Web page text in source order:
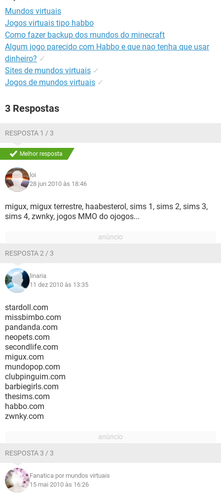
GUIA DE COMPRAS
Mundos virtuais
Jogos virtuais tipo habbo
Como fazer backup dos mundos do minecraft
Algum jogo parecido com Habbo e que nao tenha que usar
dinheiro? ✓
Sites de mundos virtuais ✓
Jogos de mundos virtuais ✓
3 Respostas
RESPOSTA 1 / 3
Melhor resposta
loi
28 jun 2010 às 18:46
migux, migux terrestre, haabesterol, sims 1, sims 2, sims 3,
sims 4, zwnky, jogos MMO do ojogos...
RESPOSTA 2 / 3
linaria
11 dez 2010 às 13:35
stardoll.com
missbimbo.com
pandanda.com
neopets.com
secondlife.com
migux.com
mundopop.com
clubpinguim.com
barbiegirls.com
thesims.com
habbo.com
zwnky.com
RESPOSTA 3 / 3
Fanatica por mundos virtuais
15 mai 2010 às 16:26